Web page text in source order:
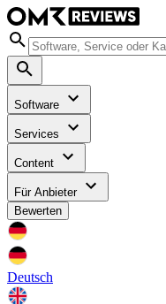
Software
Services
Content
Für Anbieter
Bewerten
Deutsch